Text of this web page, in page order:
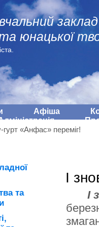
заклад
юнацької
Афіша
гурт «Анфас» переміг!
І
І
та